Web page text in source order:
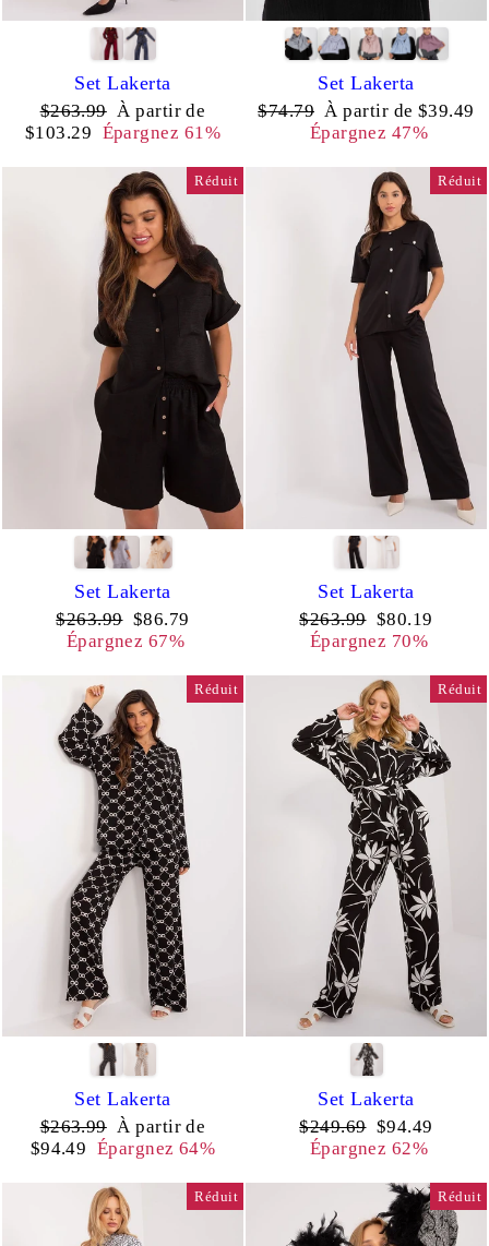
Set Lakerta
Prix
régulier
$263.99 Prix
réduit
À partir de
$103.29 Épargnez 61%
Set Lakerta
Prix
régulier
$74.79 Prix
réduit
À partir de $39.49
Épargnez 47%
Réduit
Set Lakerta
Prix
régulier
$263.99 Prix
réduit
$86.79
Épargnez 67%
Réduit
Set Lakerta
Prix
régulier
$263.99 Prix
réduit
$80.19
Épargnez 70%
Réduit
Set Lakerta
Prix
régulier
$263.99 Prix
réduit
À partir de
$94.49 Épargnez 64%
Réduit
Set Lakerta
Prix
régulier
$249.69 Prix
réduit
$94.49
Épargnez 62%
Réduit Réduit